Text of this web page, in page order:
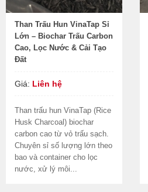
Than Trấu Hun VinaTap Sỉ
Lớn – Biochar Trấu Carbon
Cao, Lọc Nước & Cải Tạo
Đất
Giá: Liên hệ
Than trấu hun VinaTap (Rice
Husk Charcoal) biochar
carbon cao từ vỏ trấu sạch.
Chuyên sỉ số lượng lớn theo
bao và container cho lọc
nước, xử lý môi...